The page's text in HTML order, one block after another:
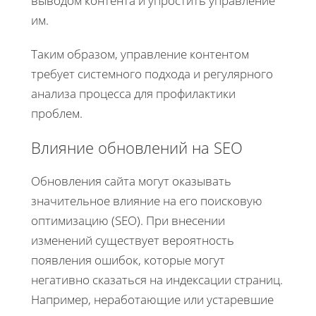
им.
Таким образом, управление контентом
требует системного подхода и регулярного
анализа процесса для профилактики
проблем.
Влияние обновлений на SEO
Обновления сайта могут оказывать
значительное влияние на его поисковую
оптимизацию (SEO). При внесении
изменений существует вероятность
появления ошибок, которые могут
негативно сказаться на индексации страниц.
Например, неработающие или устаревшие